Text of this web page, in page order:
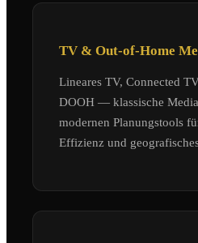
TV & Out-of-Home
Lineares TV, Connected
DOOH — klassische
modernen Planungstools
Effizienz und